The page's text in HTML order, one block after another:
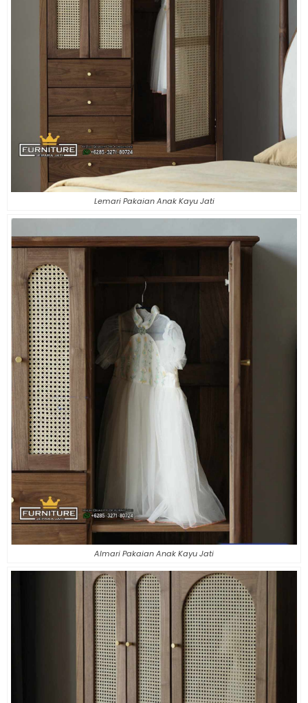
Lemari Pakaian Anak Kayu Jati
Almari Pakaian Anak Kayu Jati